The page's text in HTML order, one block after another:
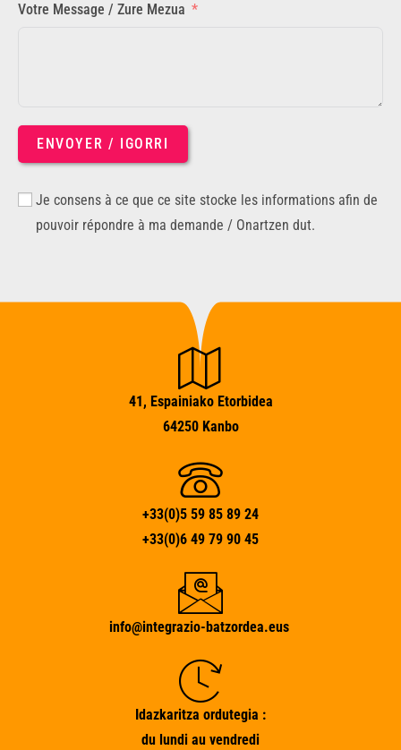
Votre Message / Zure Mezua
ENVOYER / IGORRI
Je consens à ce que ce site stocke les informations afin de
pouvoir répondre à ma demande / Onartzen dut.
41, Espainiako Etorbidea
64250 Kanbo
+33(0)5 59 85 89 24
+33(0)6 49 79 90 45
info@integrazio-batzordea.eus
Idazkaritza ordutegia :
du lundi au vendredi